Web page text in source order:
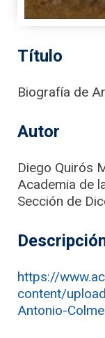
Título
Biografía de
Autor
Diego Quirós
Academia de
Sección de
https://
content/
Antonio-